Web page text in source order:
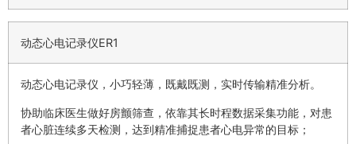
动态心电记录仪ER1
动态心电记录仪，小巧轻薄，既戴既测，实时传输精准分析。
协助临床医生做好房颤筛查，依靠其长时程数据采集功能，对患
者心脏连续多天检测，达到精准捕捉患者心电异常的目标；